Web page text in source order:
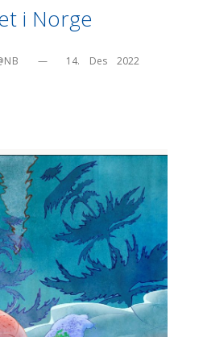
i Norge
— 14.    Des    2022